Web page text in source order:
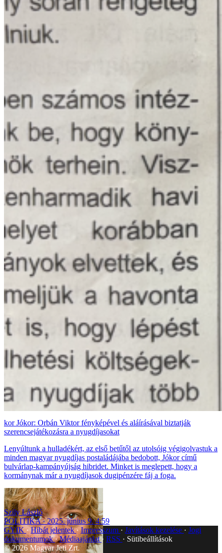
Jókor: Orbán Viktor fényképével és aláírásával biztatják
szerencsejátékozásra a nyugdíjasokat
Lenyúltunk a hulladékért, az első betűtől az utolsóig végigolvastuk a
minden magyar nyugdíjas postaládájába bedobott, Jókor című
bulvárlap-kampányújság hibridet. Minket is meglepett, hogy a
kormánynak már a nyugdíjasok dugipénzére fáj a foga.
Szily László
POLITIKA
2025. június 9. 4:59
GYIK Hibát jelentek Impresszum Javítások kezelése
Jogi
dokumentumok Médiaajánlat RSS
Sütibeállítások
©2026Magyar Jeti Zrt.